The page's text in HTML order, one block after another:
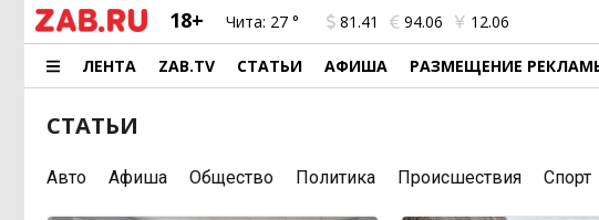
18+ Чита: 27 ° 81.41 94.06 12.06
ЛЕНТА ZAB.TV СТАТЬИ АФИША РАЗМЕЩЕНИЕ
СТАТЬИ
Авто Афиша Общество Политика Происшествия Спорт